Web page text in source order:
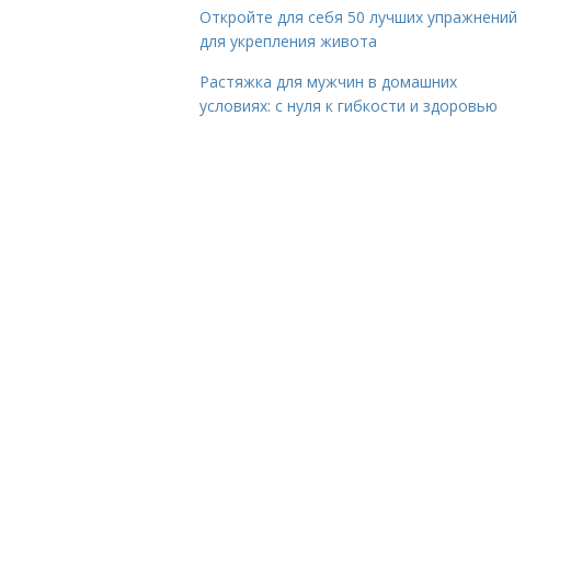
Откройте для себя 50 лучших упражнений
для укрепления живота
Растяжка для мужчин в домашних
условиях: с нуля к гибкости и здоровью